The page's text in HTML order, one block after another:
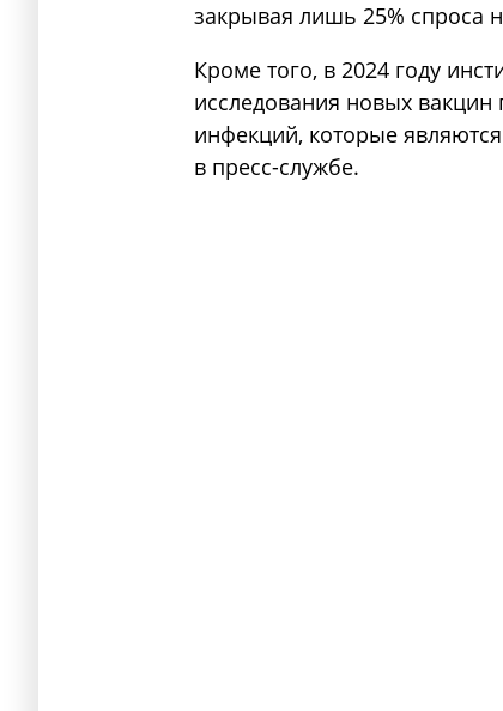
закрывая лишь 25% спроса
Кроме того, в 2024 году
исследования новых
инфекций, которые
в пресс-службе.